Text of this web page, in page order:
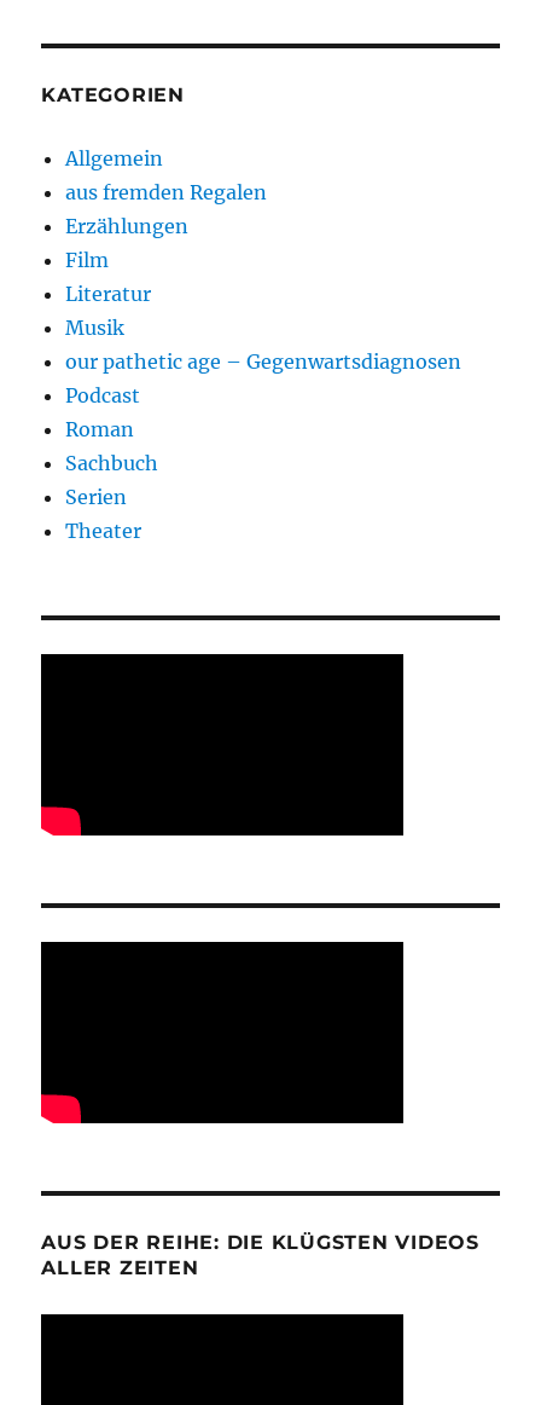
KATEGORIEN
Allgemein
aus fremden Regalen
Erzählungen
Film
Literatur
Musik
our pathetic age – Gegenwartsdiagnosen
Podcast
Roman
Sachbuch
Serien
Theater
AUS DER REIHE: DIE KLÜGSTEN VIDEOS
ALLER ZEITEN